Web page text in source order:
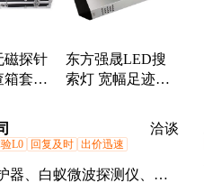
磁探针
箱套装
探测仪
东方强晟LED搜
索灯 宽幅足迹黑
洽谈
L0 回复及时 出价迅速
器、白蚁微波探测仪、地